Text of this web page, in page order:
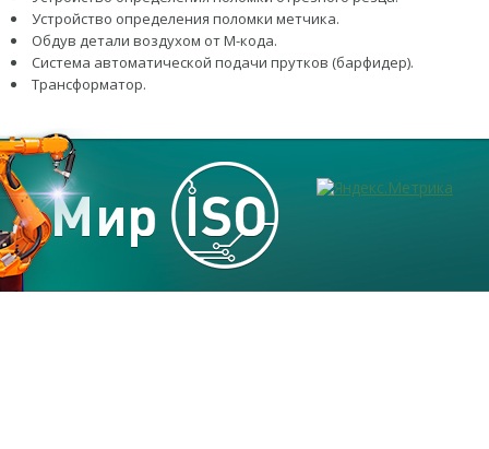
Устройство определения поломки метчика.
Обдув детали воздухом от М-кода.
Система автоматической подачи прутков (барфидер).
Трансформатор.